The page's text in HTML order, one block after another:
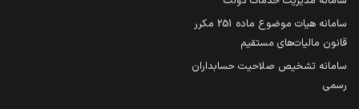
سامانه هیات موضوع ماده 251 مکرر
قانون مالیات‌های مستقیم
سامانه تشخیص صلاحیت حسابداران
رسمی